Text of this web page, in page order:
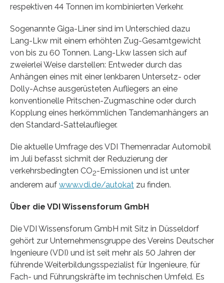
respektiven 44 Tonnen im kombinierten Verkehr.
Sogenannte Giga-Liner sind im Unterschied dazu
Lang-Lkw mit einem erhöhten Zug-Gesamtgewicht
von bis zu 60 Tonnen. Lang-Lkw lassen sich auf
zweierlei Weise darstellen: Entweder durch das
Anhängen eines mit einer lenkbaren Untersetz- oder
Dolly-Achse ausgerüsteten Aufliegers an eine
konventionelle Pritschen-Zugmaschine oder durch
Kopplung eines herkömmlichen Tandemanhängers an
den Standard-Sattelauflieger.
Die aktuelle Umfrage des VDI Themenradar Automobil
im Juli befasst sichmit der Reduzierung der
verkehrsbedingten CO2-Emissionen und ist unter
anderem auf www.vdi.de/autokat zu finden.
Über die VDI Wissensforum GmbH
Die VDI Wissensforum GmbH mit Sitz in Düsseldorf
gehört zur Unternehmensgruppe des Vereins Deutscher
Ingenieure (VDI) und ist seit mehr als 50 Jahren der
führende Weiterbildungsspezialist für Ingenieure, für
Fach- und Führungskräfte im technischen Umfeld. Es